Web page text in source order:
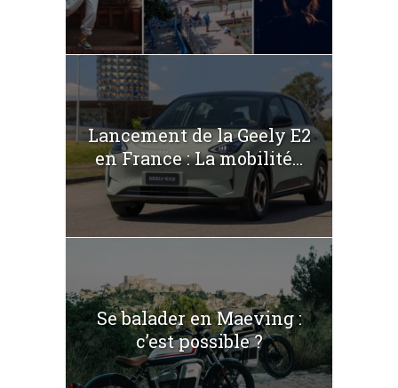
Lancement de la Geely E2
en France : La mobilité...
Se balader en Maeving :
c’est possible ?